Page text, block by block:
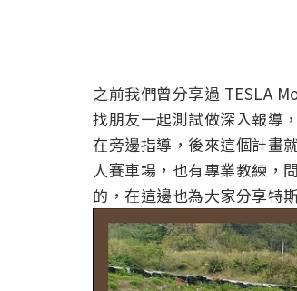
之前我們曾分享過 TESLA
找朋友一起測試做深入報導
在旁邊指導，後來這個計畫
人賽車場，也有專業教練，
的，在這邊也為大家分享特